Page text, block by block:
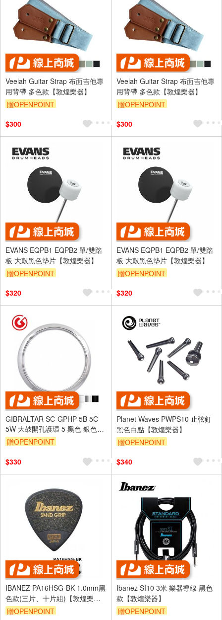
Veelah Guitar Strap 布面吉他專
用背帶 多色款【敦煌樂器】
贈OPENPOINT
$300
Veelah Guitar Strap 布面吉他專
用背帶 多色款【敦煌樂器】
贈OPENPOINT
$300
EVANS EQPB1 EQPB2 單/雙踏
板 大鼓黑色墊片【敦煌樂器】
贈OPENPOINT
$320
EVANS EQPB1 EQPB2 單/雙踏
板 大鼓黑色墊片【敦煌樂器】
贈OPENPOINT
$320
GIBRALTAR SC-GPHP-5B 5C
5W 大鼓開孔護環 5 黑色 銀色
白色【敦煌樂器】
贈OPENPOINT
$330
Planet Waves PWPS10 止弦釘
黑色白點【敦煌樂器】
贈OPENPOINT
$340
IBANEZ PA16HSG-BK 1.0mm黑
色款(三片、十片組)【敦煌樂
器】
贈OPENPOINT
Ibanez SI10 3米 樂器導線 黑色
款【敦煌樂器】
贈OPENPOINT